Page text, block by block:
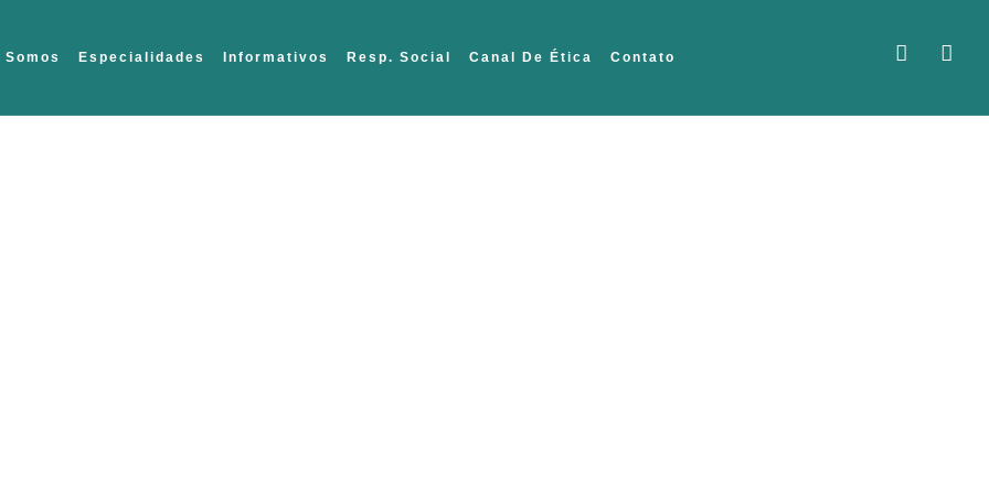
Somos Especialidades Informativos Resp. Social Canal De Ética Contato